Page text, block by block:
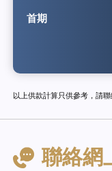
首期
以上供款計算只供參考，請
聯絡網